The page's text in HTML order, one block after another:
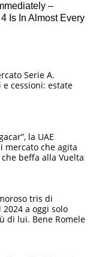
Serie A.
cessioni: estate
la UAE
mercato che agita
beffa alla Vuelta
tris di
a oggi solo
di lui. Bene Romele